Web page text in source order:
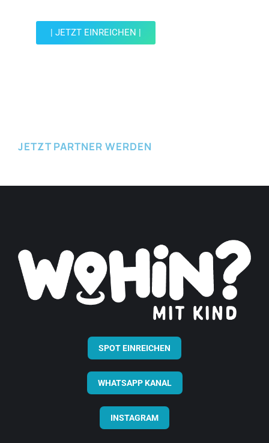
| JETZT EINREICHEN |
JETZT PARTNER WERDEN
SPOT EINREICHEN
WHATSAPP KANAL
INSTAGRAM